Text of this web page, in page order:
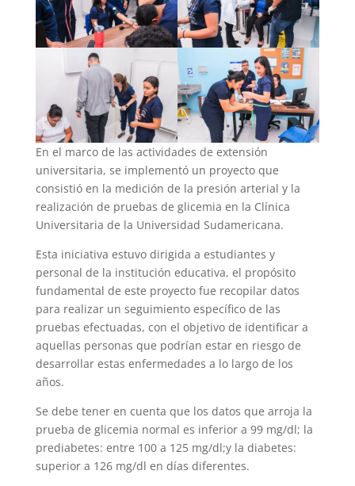
En el marco de las actividades de extensión
universitaria, se implementó un proyecto que
consistió en la medición de la presión arterial y la
realización de pruebas de glicemia en la Clínica
Universitaria de la Universidad Sudamericana.
Esta iniciativa estuvo dirigida a estudiantes y
personal de la institución educativa, el propósito
fundamental de este proyecto fue recopilar datos
para realizar un seguimiento específico de las
pruebas efectuadas, con el objetivo de identificar a
aquellas personas que podrían estar en riesgo de
desarrollar estas enfermedades a lo largo de los
años.
Se debe tener en cuenta que los datos que arroja la
prueba de glicemia normal es inferior a 99 mg/dl; la
prediabetes: entre 100 a 125 mg/dl;y la diabetes:
superior a 126 mg/dl en días diferentes.